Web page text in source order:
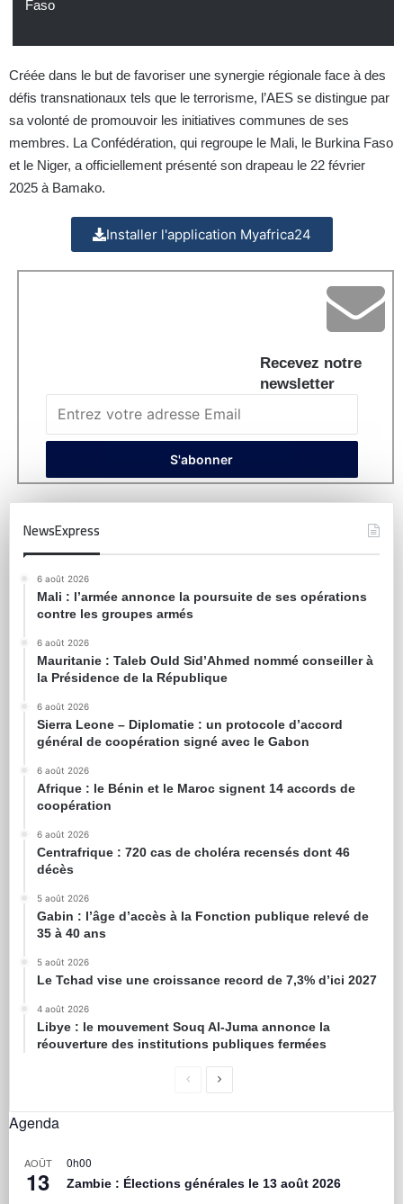
Faso
Créée dans le but de favoriser une synergie régionale face à des
défis transnationaux tels que le terrorisme, l’AES se distingue par
sa volonté de promouvoir les initiatives communes de ses
membres. La Confédération, qui regroupe le Mali, le Burkina Faso
et le Niger, a officiellement présenté son drapeau le 22 février
2025 à Bamako.
Installer l'application Myafrica24
Recevez notre
newsletter
NewsExpress
6 août 2026
Mali : l’armée annonce la poursuite de ses opérations
contre les groupes armés
6 août 2026
Mauritanie : Taleb Ould Sid’Ahmed nommé conseiller à
la Présidence de la République
6 août 2026
Sierra Leone – Diplomatie : un protocole d’accord
général de coopération signé avec le Gabon
6 août 2026
Afrique : le Bénin et le Maroc signent 14 accords de
coopération
6 août 2026
Centrafrique : 720 cas de choléra recensés dont 46
décès
5 août 2026
Gabin : l’âge d’accès à la Fonction publique relevé de
35 à 40 ans
5 août 2026
Le Tchad vise une croissance record de 7,3% d’ici 2027
4 août 2026
Libye : le mouvement Souq Al-Juma annonce la
réouverture des institutions publiques fermées
Agenda
AOÛT
13
0h00
Zambie : Élections générales le 13 août 2026